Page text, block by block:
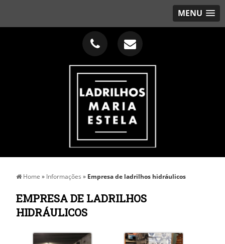
MENU
Home » Informações» Empresa de ladrilhos hidráulicos
EMPRESA DE LADRILHOS
HIDRÁULICOS